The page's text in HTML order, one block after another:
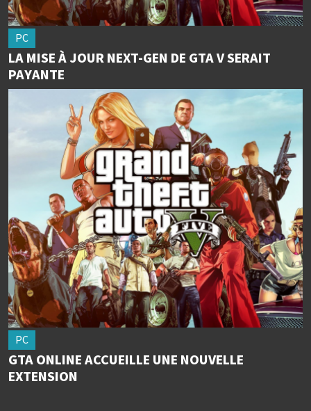
PC
LA MISE À JOUR NEXT-GEN DE GTA V SERAIT
PAYANTE
PC
GTA ONLINE ACCUEILLE UNE NOUVELLE
EXTENSION